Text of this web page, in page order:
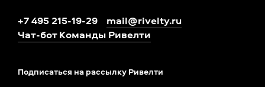
+7 495 215-19-29
mail@rivelty.ru
Чат-бот Команды Ривелти
Подписаться на рассылку Ривелти